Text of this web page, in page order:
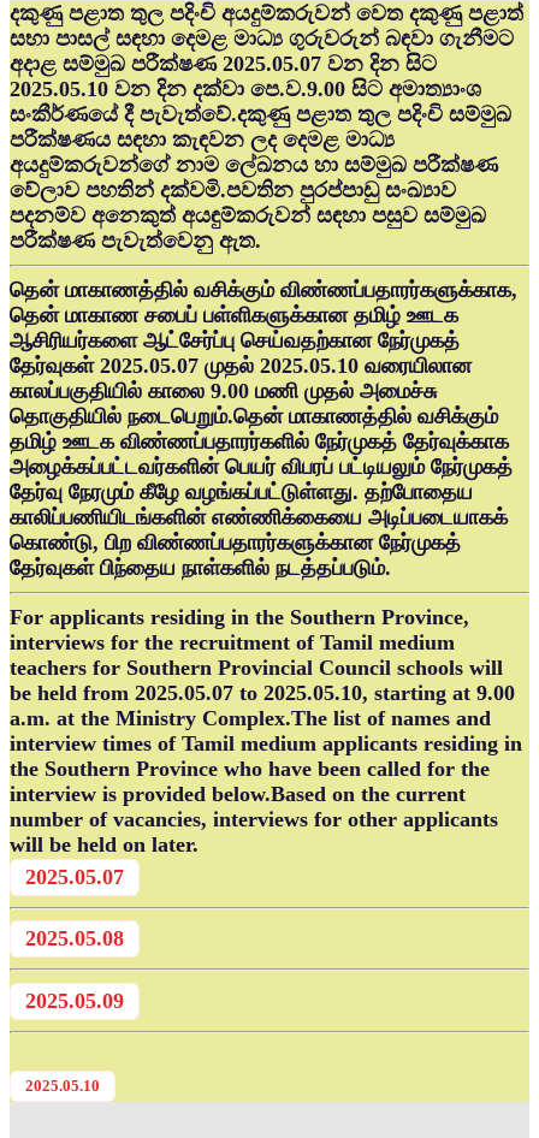
දකුණු පළාත තුල පදිංචි අයදුම්කරුවන් වෙත දකුණු පළාත්
සභා පාසල් සඳහා දෙමළ මාධ්‍ය ගුරුවරුන් බඳවා ගැනීමට
අදාළ සම්මුඛ පරීක්ෂණ 2025.05.07 වන දින සිට
2025.05.10 වන දින දක්වා පෙ.ව.9.00 සිට අමාත්‍යාංශ
සංකීර්ණයේ දී පැවැත්වේ.දකුණු පළාත තුල පදිංචි සම්මුඛ
පරීක්ෂණය සඳහා කැඳවන ලද දෙමළ මාධ්‍ය
අයදුම්කරුවන්ගේ නාම ලේඛනය හා සම්මුඛ පරීක්ෂණ
වේලාව පහතින් දක්වමි.පවතින පුරප්පාඩු සංඛ්‍යාව
පදනම්ව අනෙකුත් අයඳුම්කරුවන් සඳහා පසුව සම්මුඛ
පරීක්ෂණ පැවැත්වෙනු ඇත.
தென் மாகாணத்தில் வசிக்கும் விண்ணப்பதாரர்களுக்காக,
தென் மாகாண சபைப் பள்ளிகளுக்கான தமிழ் ஊடக
ஆசிரியர்களை ஆட்சேர்ப்பு செய்வதற்கான நேர்முகத்
தேர்வுகள் 2025.05.07 முதல் 2025.05.10 வரையிலான
காலப்பகுதியில் காலை 9.00 மணி முதல் அமைச்சு
தொகுதியில் நடைபெறும்.தென் மாகாணத்தில் வசிக்கும்
தமிழ் ஊடக விண்ணப்பதாரர்களில் நேர்முகத் தேர்வுக்காக
அழைக்கப்பட்டவர்களின் பெயர் விபரப் பட்டியலும் நேர்முகத்
தேர்வு நேரமும் கீழே வழங்கப்பட்டுள்ளது. தற்போதைய
காலிப்பணியிடங்களின் எண்ணிக்கையை அடிப்படையாகக்
கொண்டு, பிற விண்ணப்பதாரர்களுக்கான நேர்முகத்
தேர்வுகள் பிந்தைய நாள்களில் நடத்தப்படும்.
For applicants residing in the Southern Province,
interviews for the recruitment of Tamil medium
teachers for Southern Provincial Council schools will
be held from 2025.05.07 to 2025.05.10, starting at 9.00
a.m. at the Ministry Complex.The list of names and
interview times of Tamil medium applicants residing in
the Southern Province who have been called for the
interview is provided below.Based on the current
number of vacancies, interviews for other applicants
will be held on later.
2025.05.07
2025.05.08
2025.05.09
2025.05.10